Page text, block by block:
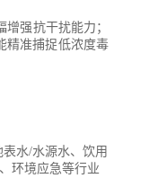
强抗干扰能力；
精准捕捉低浓度毒
水/水源水、饮用
环境应急等行业